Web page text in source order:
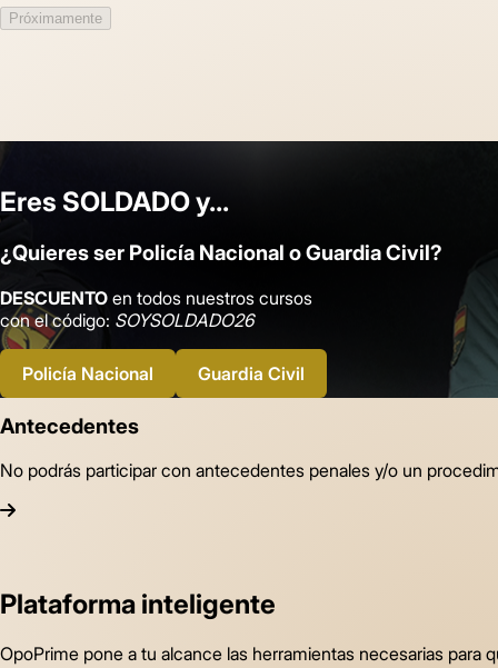
Próximamente
Eres SOLDADOy...
¿Quieres ser Policía Nacional oGuardia Civil?
DESCUENTO en todos nuestros cursos
con el código: SOYSOLDADO26
Policía Nacional Guardia Civil
Antecedentes
No podrás participar con antecedentes penales y/o un
Plataforma inteligente
OpoPrime pone a tu alcance las herramientas necesarias para